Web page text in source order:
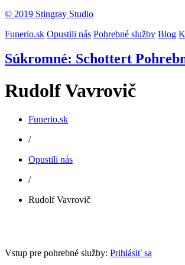
© 2019 Stingray Studio
Funerio.sk Opustili nás Pohrebné služby Blog
Súkromné: Schottert
Rudolf Vavrovič
Funerio.sk
/
Opustili nás
/
Rudolf Vavrovič
Vstup pre pohrebné služby: Prihlásiť sa